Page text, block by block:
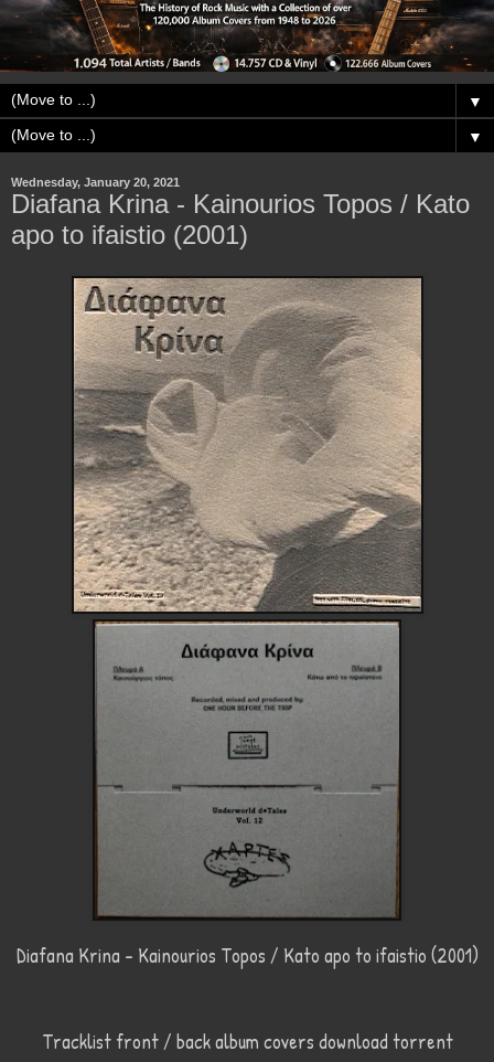
▼
▼
Wednesday, January 20, 2021
Diafana Krina - Kainourios Topos / Kato
apo to ifaistio (2001)
Diafana Krina - Kainourios Topos / Kato apo to ifaistio (2001)
Tracklist front / back album covers download torrent